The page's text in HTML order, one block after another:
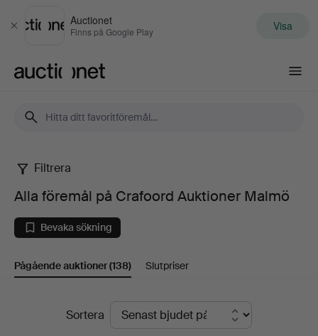
Stäng
Auctionet
Finns på Google Play Visa
Alla
föremål
på
Crafoord
Auktioner
Filtrera
Alla föremål på Crafoord Auktioner Malmö
Bevaka sökning
Pågående auktioner(138) Slutpriser
PågåendeSortera